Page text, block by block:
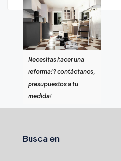
Necesitas hacer una
reforma!? contáctanos,
presupuestos a tu
medida!
Busca en